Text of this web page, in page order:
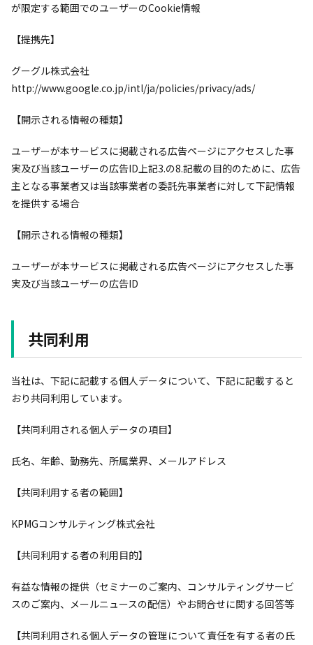
が限定する範囲でのユーザーのCookie情報
【提携先】
グーグル株式会社
http://www.google.co.jp/intl/ja/policies/privacy/ads/
【開示される情報の種類】
ユーザーが本サービスに掲載される広告ページにアクセスした事
実及び当該ユーザーの広告ID上記3.の8.記載の目的のために、広告
主となる事業者又は当該事業者の委託先事業者に対して下記情報
を提供する場合
【開示される情報の種類】
ユーザーが本サービスに掲載される広告ページにアクセスした事
実及び当該ユーザーの広告ID
共同利用
当社は、下記に記載する個人データについて、下記に記載すると
おり共同利用しています。
【共同利用される個人データの項目】
氏名、年齢、勤務先、所属業界、メールアドレス
【共同利用する者の範囲】
KPMGコンサルティング株式会社
【共同利用する者の利用目的】
有益な情報の提供（セミナーのご案内、コンサルティングサービ
スのご案内、メールニュースの配信）やお問合せに関する回答等
【共同利用される個人データの管理について責任を有する者の氏